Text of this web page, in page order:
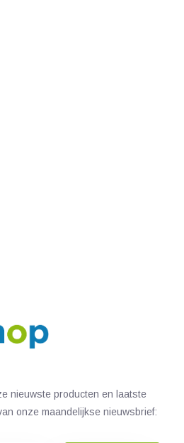
nieuwste producten en laatste
onze maandelijkse nieuwsbrief: